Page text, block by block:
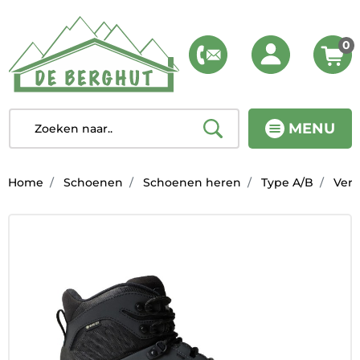
MENU
0
Home Schoenen Schoenen heren Type A/B